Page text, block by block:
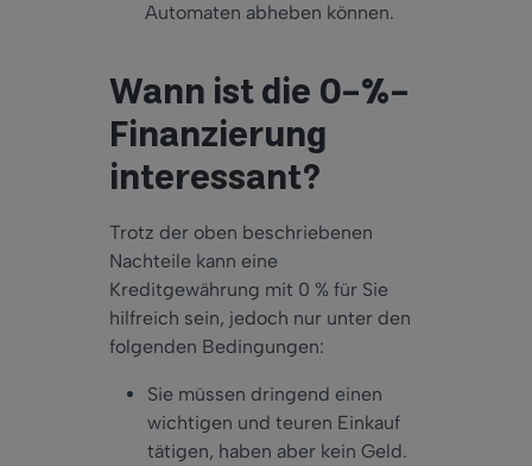
Automaten abheben können.
Wann ist die 0-%-
Finanzierung
interessant?
Trotz der oben beschriebenen
Nachteile kann eine
Kreditgewährung mit 0 % für Sie
hilfreich sein, jedoch nur unter den
folgenden Bedingungen:
Sie müssen dringend einen
wichtigen und teuren Einkauf
tätigen, haben aber kein Geld.